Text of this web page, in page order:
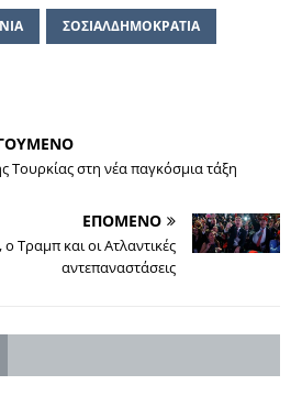
ΣΟΣΙΑΛΔΗΜΟΚΡΑΤΙΑ
Τουρκίας στη νέα παγκόσμια τάξη
ΕΠΟΜΕΝΟ
Τραμπ και οι Ατλαντικές
αντεπαναστάσεις